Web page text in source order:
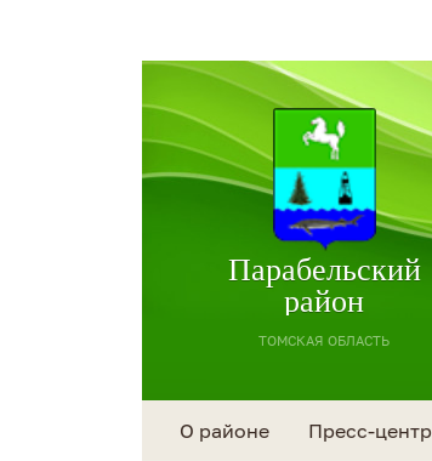
Парабельский
район
ТОМСКАЯ ОБЛАСТЬ
О районе Пресс-центр